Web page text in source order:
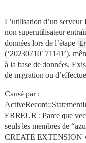
L’utilisation d’un serveur
non superutilisateur
données lors de l’étape
(‘20230710171141’),
à la base de données.
de migration ou
Causé par :
ERREUR : Parce que
seuls les membres de
CREATE EXTENSION